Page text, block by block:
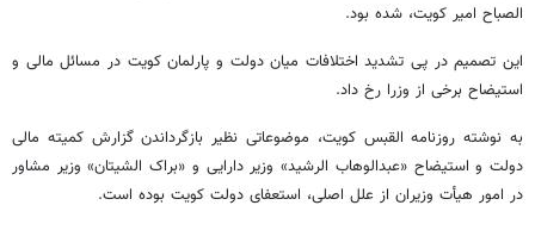
الصباح امیر کویت، شده بود.
این تصمیم در پی تشدید اختلافات میان دولت و پارلمان کویت در مسائل مالی و
استیضاح برخی از وزرا رخ داد.
به نوشته روزنامه القبس کویت، موضوعاتی نظیر بازگرداندن گزارش کمیته مالی
دولت و استیضاح «عبدالوهاب الرشید» وزیر دارایی و «براک الشیتان» وزیر مشاور
در امور هیأت وزیران از علل اصلی، استعفای دولت کویت بوده است.